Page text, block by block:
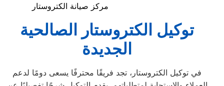
مركز صيانة الكتروستار
توكيل الكتروستار الصالحية
الجديدة
في توكيل الكتروستار، تجد فريقًا محترفًا يسعى دومًا لدعم